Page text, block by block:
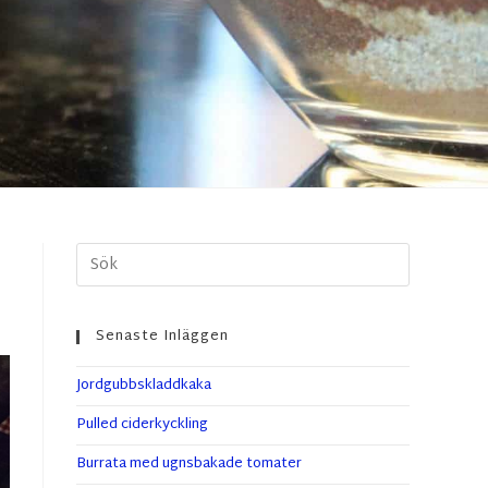
Senaste Inläggen
Jordgubbskladdkaka
Pulled ciderkyckling
Burrata med ugnsbakade tomater